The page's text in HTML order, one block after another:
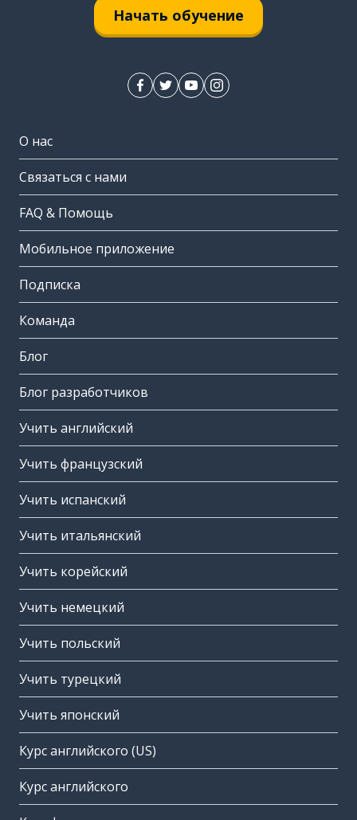
Начать обучение
О нас
Связаться с нами
FAQ & Помощь
Мобильное приложение
Подписка
Команда
Блог
Блог разработчиков
Учить английский
Учить французский
Учить испанский
Учить итальянский
Учить корейский
Учить немецкий
Учить польский
Учить турецкий
Учить японский
Курс английского (US)
Курс английского